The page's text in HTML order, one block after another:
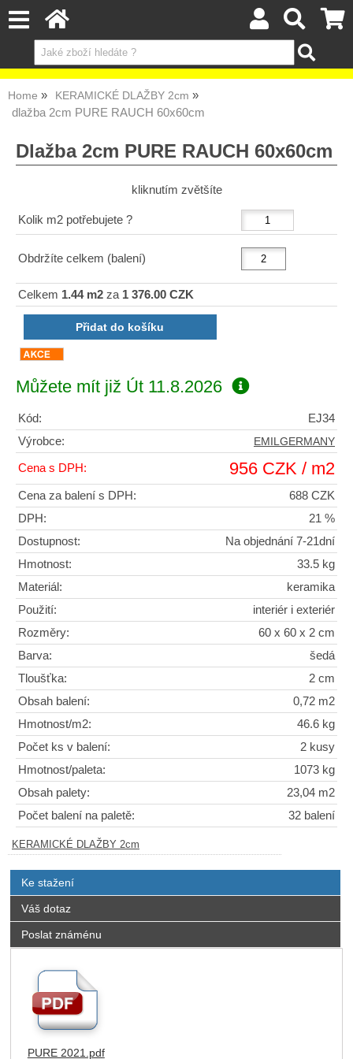
Home KERAMICKÉ DLAŽBY 2cm
dlažba 2cm PURE RAUCH 60x60cm
Dlažba 2cm PURE RAUCH 60x60cm
kliknutím zvětšíte
Kolik m2 potřebujete ?
Obdržíte celkem (balení)
Celkem 1.44 m2 za 1 376.00 CZK
Můžete mít již Út 11.8.2026
Kód:
EJ34
Výrobce:
EMILGERMANY
Cena s DPH: 956 CZK / m2
Cena za balení s DPH:
688 CZK
DPH:
21 %
Dostupnost:
Na objednání 7-21dní
Hmotnost:
33.5 kg
Materiál:
keramika
Použití:
interiér i exteriér
Rozměry:
60 x 60 x 2 cm
Barva:
šedá
Tloušťka:
2 cm
Obsah balení:
0,72 m2
Hmotnost/m2:
46.6 kg
Počet ks v balení:
2 kusy
Hmotnost/paleta:
1073 kg
Obsah palety:
23,04 m2
Počet balení na paletě:
32 balení
KERAMICKÉ DLAŽBY 2cm
Ke stažení
Váš dotaz
Poslat známénu
PURE 2021.pdf